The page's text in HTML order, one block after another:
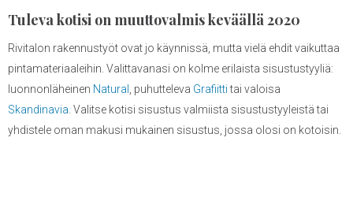
Tuleva kotisi on muuttovalmis keväällä 2020
Rivitalon rakennustyöt ovat jo käynnissä, mutta vielä ehdit vaikuttaa
pintamateriaaleihin. Valittavanasi on kolme erilaista sisustustyyliä:
luonnonläheinen Natural , puhutteleva Grafiittitai valoisa
Skandinavia . Valitse kotisi sisustus valmiista sisustustyyleistä tai
yhdistele oman makusi mukainen sisustus, jossa olosi on kotoisin.